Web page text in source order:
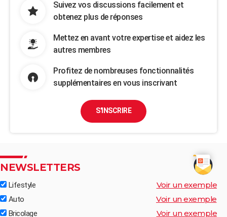
Suivez vos discussions facilement et
obtenez plus de réponses
Mettez en avant votre expertise et aidez les
autres membres
Profitez de nombreuses fonctionnalités
supplémentaires en vous inscrivant
S'INSCRIRE
NEWSLETTERS
Lifestyle Voir un exemple
Auto Voir un exemple
Bricolage Voir un exemple